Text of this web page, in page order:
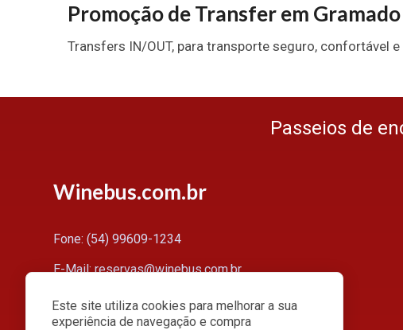
Promoção de Transfer em Gramado
Transfers IN/OUT, para transporte seguro, confortável
Passeios de
Winebus.com.br
Fone: (54) 99609-1234
E-Mail: reservas@winebus.com.br
CNPJ: 10.273.806/0001-07
Este site utiliza cookies para melhorar a sua
experiência de navegação e compra